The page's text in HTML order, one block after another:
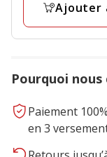
Ajouter
Pourquoi nous
Paiement
en 3